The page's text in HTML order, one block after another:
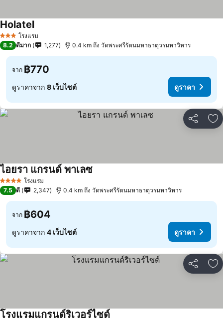
3 ดาว โรงแรม
Holatel
8.2 ดีมาก 1,277 0.4 km ถึง วัดพระศรีรัตนมหาธาตุวรมหาวิหาร
จาก ฿770
ดูราคาจาก 8 เว็บไซต์ ดูราคา
แชร์ เ
4 ดาว โรงแรม
ไอยรา แกรนด์ พาเลซ
7.5 ดี 2,347 0.4 km ถึง วัดพระศรีรัตนมหาธาตุวรมหาวิหาร
จาก ฿604
ดูราคาจาก 4 เว็บไซต์ ดูราคา
แชร์ เ
โรงแรมแกรนด์ริเวอร์ไซด์